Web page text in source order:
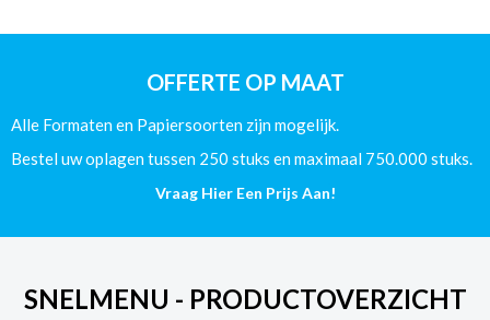
OFFERTE OP MAAT
Alle Formaten en Papiersoorten zijn mogelijk.
Bestel uw oplagen tussen 250 stuks en maximaal 750.000 stuks.
Vraag Hier Een Prijs Aan!
SNELMENU - PRODUCTOVERZICHT